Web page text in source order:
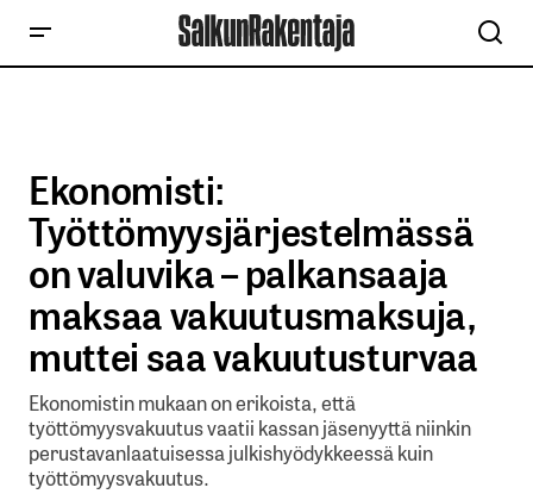
Ekonomisti:
Työttömyysjärjestelmässä
on valuvika – palkansaaja
maksaa vakuutusmaksuja,
muttei saa vakuutusturvaa
Ekonomistin mukaan on erikoista, että
työttömyysvakuutus vaatii kassan jäsenyyttä niinkin
perustavanlaatuisessa julkishyödykkeessä kuin
työttömyysvakuutus.